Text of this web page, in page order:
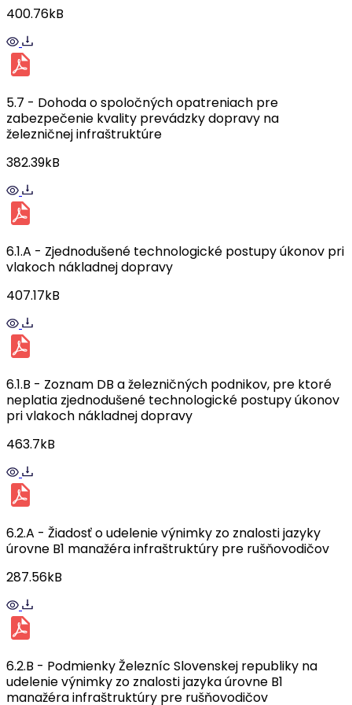
400.76kB
5.7 - Dohoda o spoločných opatreniach pre
zabezpečenie kvality prevádzky dopravy na
železničnej infraštruktúre
382.39kB
6.1.A - Zjednodušené technologické postupy úkonov pri
vlakoch nákladnej dopravy
407.17kB
6.1.B - Zoznam DB a železničných podnikov, pre ktoré
neplatia zjednodušené technologické postupy úkonov
pri vlakoch nákladnej dopravy
463.7kB
6.2.A - Žiadosť o udelenie výnimky zo znalosti jazyky
úrovne B1 manažéra infraštruktúry pre rušňovodičov
287.56kB
6.2.B - Podmienky Železníc Slovenskej republiky na
udelenie výnimky zo znalosti jazyka úrovne B1
manažéra infraštruktúry pre rušňovodičov